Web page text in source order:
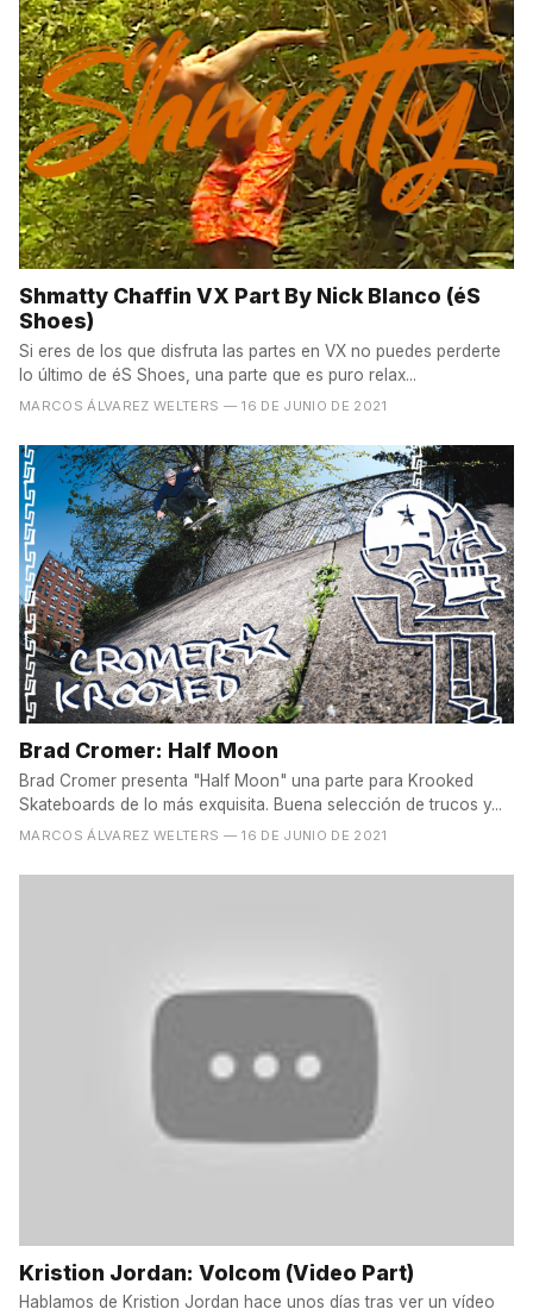
Shmatty Chaffin VX Part By Nick Blanco (éS
Shoes)
Si eres de los que disfruta las partes en VX no puedes perderte
lo último de éS Shoes, una parte que es puro relax...
MARCOS ÁLVAREZ WELTERS — 16 DE JUNIO DE 2021
Brad Cromer: Half Moon
Brad Cromer presenta "Half Moon" una parte para Krooked
Skateboards de lo más exquisita. Buena selección de trucos y...
MARCOS ÁLVAREZ WELTERS — 16 DE JUNIO DE 2021
Kristion Jordan: Volcom (Video Part)
Hablamos de Kristion Jordan hace unos días tras ver un vídeo